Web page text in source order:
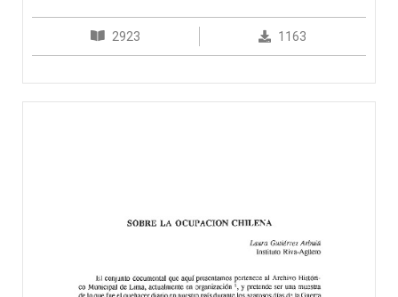
2923 1163